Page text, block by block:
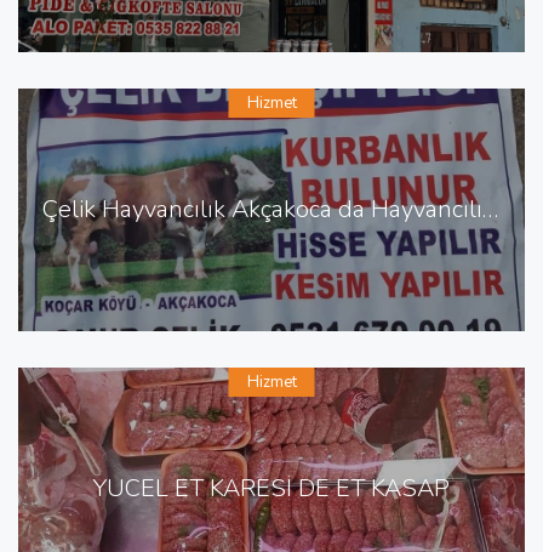
Çelik Hayvancılık Akçakoca da Hayvancılık Besicilik
Hizmet
YÜCEL ET KARESİ DE ET KASAP
Hizmet